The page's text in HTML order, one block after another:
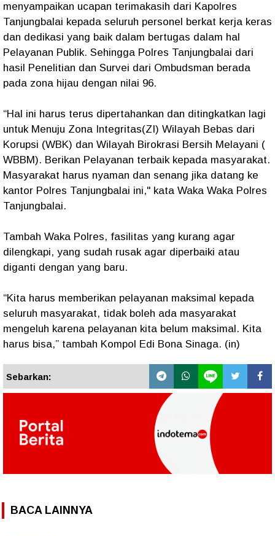
menyampaikan ucapan terimakasih dari Kapolres
Tanjungbalai kepada seluruh personel berkat kerja keras
dan dedikasi yang baik dalam bertugas dalam hal
Pelayanan Publik. Sehingga Polres Tanjungbalai dari
hasil Penelitian dan Survei dari Ombudsman berada
pada zona hijau dengan nilai 96.
“Hal ini harus terus dipertahankan dan ditingkatkan lagi
untuk Menuju Zona Integritas(ZI) Wilayah Bebas dari
Korupsi (WBK) dan Wilayah Birokrasi Bersih Melayani (
WBBM). Berikan Pelayanan terbaik kepada masyarakat.
Masyarakat harus nyaman dan senang jika datang ke
kantor Polres Tanjungbalai ini," kata Waka Waka Polres
Tanjungbalai.
Tambah Waka Polres, fasilitas yang kurang agar
dilengkapi, yang sudah rusak agar diperbaiki atau
diganti dengan yang baru.
“Kita harus memberikan pelayanan maksimal kepada
seluruh masyarakat, tidak boleh ada masyarakat
mengeluh karena pelayanan kita belum maksimal. Kita
harus bisa,” tambah Kompol Edi Bona Sinaga. (in)
Sebarkan:
BACA LAINNYA